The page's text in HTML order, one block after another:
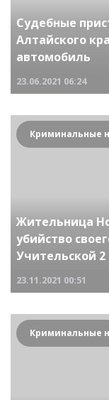
Судебные
Алтайского
автомобиль
23.06.2021 06:24
Жительница
убийство
Учительской 2
23.11.2021 00:51